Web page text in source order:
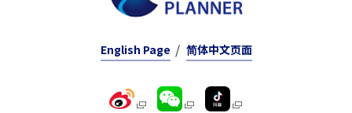
English Page 简体中文页面